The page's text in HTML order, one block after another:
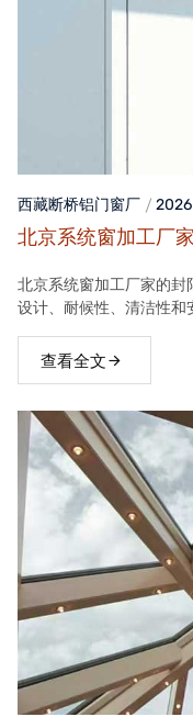
西藏断桥铝门窗厂
北京系统窗加工厂
北京系统窗加工厂家的
设计、耐候性、清洁性
体验。
查看全文